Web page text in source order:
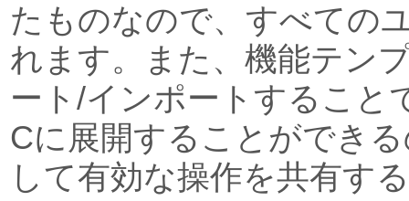
たものなので、すべての
れます。また、機能テン
ート/インポートすること
Cに展開することができ
して有効な操作を共有す